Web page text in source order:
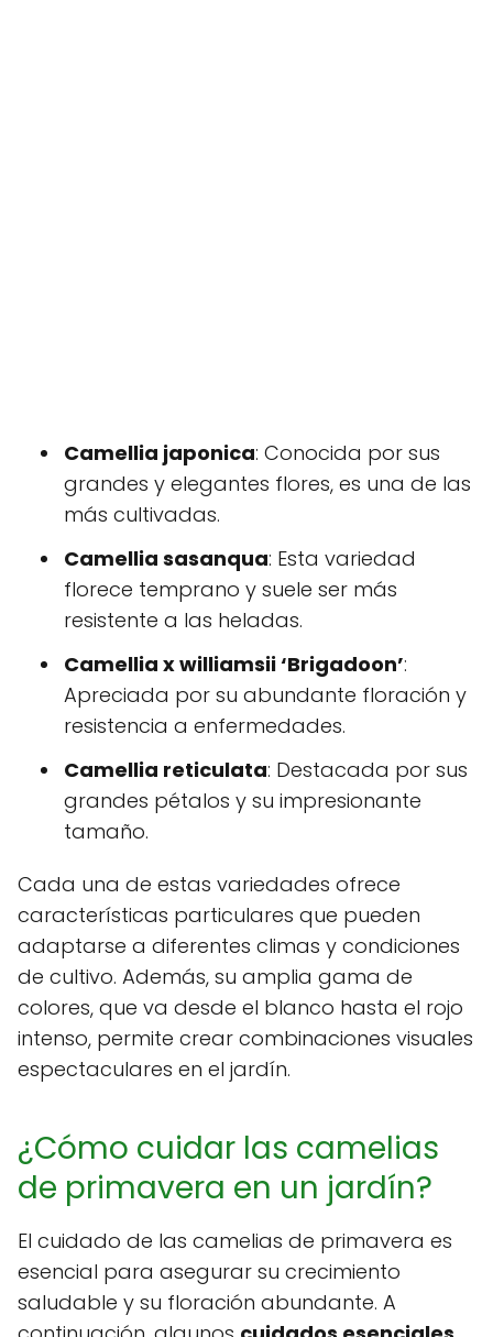
Camellia japonica: Conocida por sus
grandes y elegantes flores, es una de las
más cultivadas.
Camellia sasanqua: Esta variedad
florece temprano y suele ser más
resistente a las heladas.
Camellia x williamsii ‘Brigadoon’:
Apreciada por su abundante floración y
resistencia a enfermedades.
Camellia reticulata: Destacada por sus
grandes pétalos y su impresionante
tamaño.
Cada una de estas variedades ofrece
características particulares que pueden
adaptarse a diferentes climas y condiciones
de cultivo. Además, su amplia gama de
colores, que va desde el blanco hasta el rojo
intenso, permite crear combinaciones visuales
espectaculares en el jardín.
¿Cómo cuidar las camelias
de primavera en un jardín?
El cuidado de las camelias de primavera es
esencial para asegurar su crecimiento
saludable y su floración abundante. A